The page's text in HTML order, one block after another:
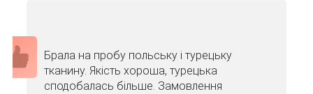
Брала на пробу польську і турецьку
тканину. Якість хороша, турецька
сподобалась більше. Замовлення